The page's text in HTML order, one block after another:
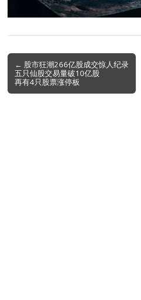
Post
navigation
← 股市狂潮266亿股成交惊人纪录
五只仙股交易量破10亿股
再有4只股票涨停板